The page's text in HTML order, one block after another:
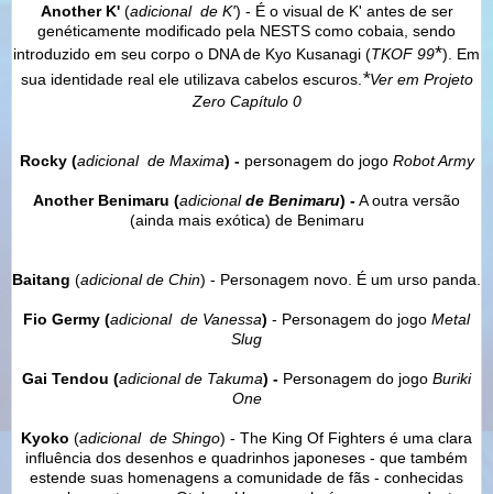
Another K'(adicional de K') - É o visual de K' antes de ser
genéticamente modificado pela NESTS como cobaia, sendo
introduzido em seu corpo o DNA de Kyo Kusanagi (TKOF 99*). Em
sua identidade real ele utilizava cabelos escuros. *Ver em Projeto
Zero Capítulo 0
Rocky (adicional de Maxima) - personagem do jogo Robot Army
Another Benimaru (adicionalde Benimaru) -A outra versão
(ainda mais exótica) de Benimaru
Baitang (adicionalde Chin) - Personagem novo. É um urso panda.
Fio Germy (adicional de Vanessa) - Personagem do jogo Metal
Slug
Gai Tendou (adicionalde Takuma) - Personagem do jogo Buriki
One
Kyoko (adicional de Shingo) - The King Of Fighters é uma clara
influência dos desenhos e quadrinhos japoneses - que também
estende suas homenagens a comunidade de fãs - conhecidas